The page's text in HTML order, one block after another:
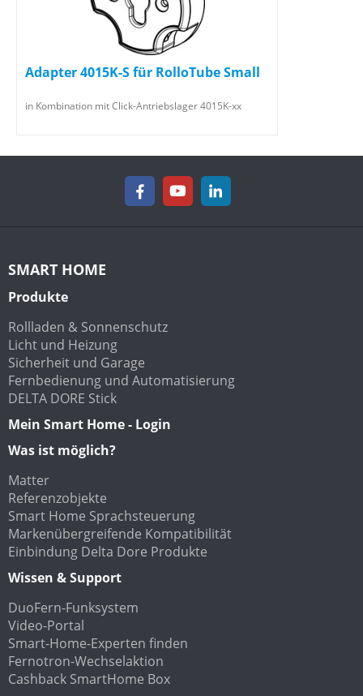
Adapter 4015K-S für RolloTube Small
in Kombination mit Click-Antriebslager 4015K-xx
SMART HOME
Produkte
Rollladen & Sonnenschutz
Licht und Heizung
Sicherheit und Garage
Fernbedienung und Automatisierung
DELTA DORE Stick
Mein Smart Home - Login
Was ist möglich?
Matter
Referenzobjekte
Smart Home Sprachsteuerung
Markenübergreifende Kompatibilität
Einbindung Delta Dore Produkte
Wissen & Support
DuoFern-Funksystem
Video-Portal
Smart-Home-Experten finden
Fernotron-Wechselaktion
Cashback SmartHome Box